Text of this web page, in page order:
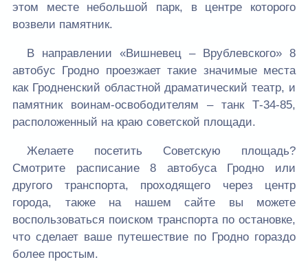
этом месте небольшой парк, в центре которого
возвели памятник.
В направлении «Вишневец – Врублевского» 8
автобус Гродно проезжает такие значимые места
как Гродненский областной драматический театр, и
памятник воинам-освободителям – танк Т-34-85,
расположенный на краю советской площади.
Желаете посетить Советскую площадь?
Смотрите расписание 8 автобуса Гродно или
другого транспорта, проходящего через центр
города, также на нашем сайте вы можете
воспользоваться поиском транспорта по остановке,
что сделает ваше путешествие по Гродно гораздо
более простым.